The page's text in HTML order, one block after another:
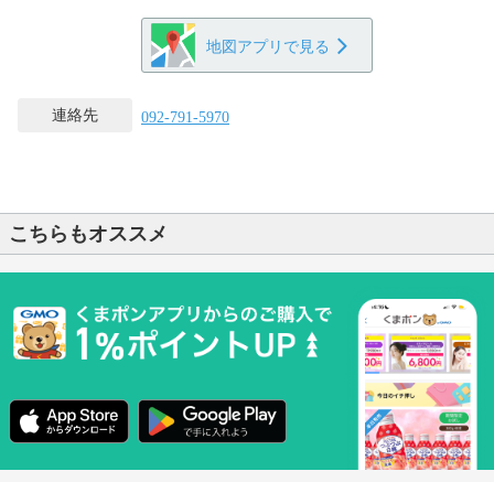
地図アプリで見る
連絡先 092-791-5970
こちらもオススメ